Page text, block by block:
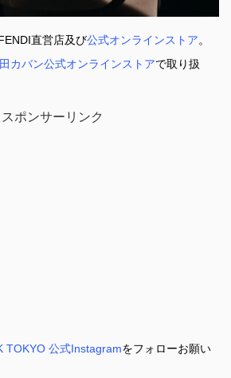
直営店及び公式オンラインストア。
カバン公式オンラインストアで取り扱
スポンサーリンク
TOKYO 公式Instagramをフォローお願い